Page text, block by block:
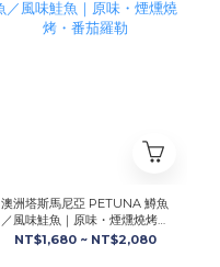
澳洲塔斯馬尼亞 PETUNA 鱒魚
／風味鮭魚｜原味・煙燻燒烤・
番茄羅勒
NT$1,680 ~ NT$2,080